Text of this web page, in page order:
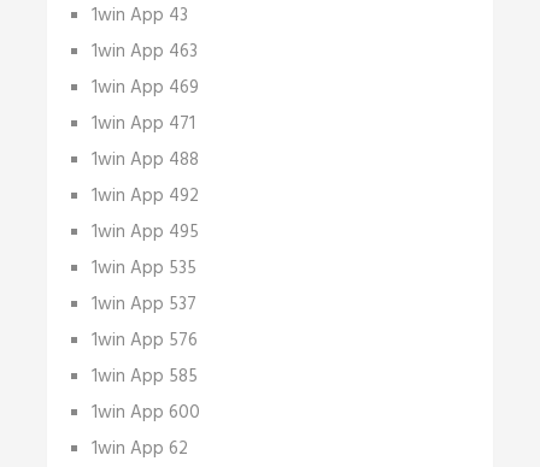
1win App 43
1win App 463
1win App 469
1win App 471
1win App 488
1win App 492
1win App 495
1win App 535
1win App 537
1win App 576
1win App 585
1win App 600
1win App 62